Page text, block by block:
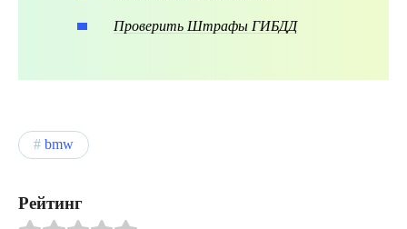
Проверить Штрафы ГИБДД
bmw
Рейтинг